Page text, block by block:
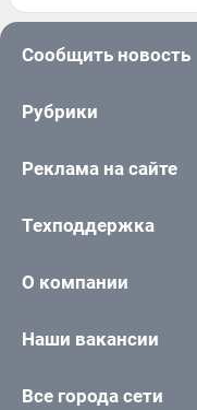
Сообщить новость
Рубрики
Реклама на сайте
Техподдержка
О компании
Наши вакансии
Все города сети